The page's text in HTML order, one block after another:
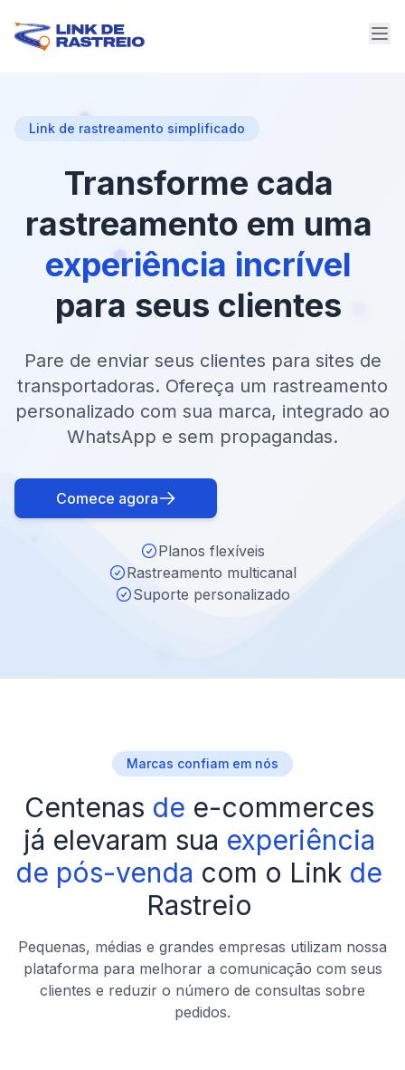
Link de rastreamento simplificado
Transforme cada
rastreamento em uma
experiência incrível
para seus clientes
Pare de enviar seus clientes para sites de
transportadoras. Ofereça um rastreamento
personalizado com sua marca, integrado ao
WhatsApp e sem propagandas.
Comece agora
Planos flexíveis
Rastreamento multicanal
Suporte personalizado
Marcas confiam em nós
Centenas de e-commerces
já elevaram sua experiência
de pós-venda com o Link de
Rastreio
Pequenas, médias e grandes empresas utilizam nossa
plataforma para melhorar a comunicação com seus
clientes e reduzir o número de consultas sobre
pedidos.